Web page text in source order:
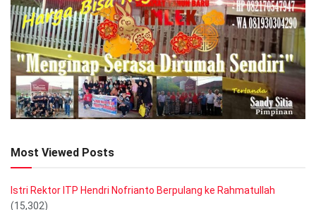
Most Viewed Posts
Istri Rektor ITP Hendri Nofrianto Berpulang ke Rahmatullah
(15,302)